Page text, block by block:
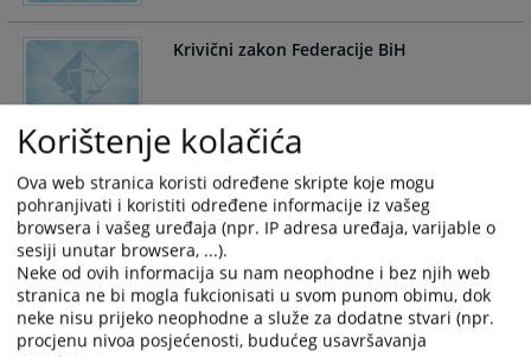
with
the
calendar
and
a
date.
Press
the
question
mark
key
to
the
calendar
a
date.
Press
the
mark
key
to
Krivični zakon Federacije BiH
Zakon o krivičnom postupku FBiH
Korištenje kolačića
Ova web stranica koristi određene skripte koje mogu
pohranjivati i koristiti određene informacije iz vašeg
browsera i vašeg uređaja (npr. IP adresa uređaja, varijable o
sesiji unutar browsera, ...).
Neke od ovih informacija su nam neophodne i bez njih web
stranica ne bi mogla fukcionisati u svom punom obimu, dok
neke nisu prijeko neophodne a služe za dodatne stvari (npr.
procjenu nivoa posjećenosti, budućeg usavršavanja